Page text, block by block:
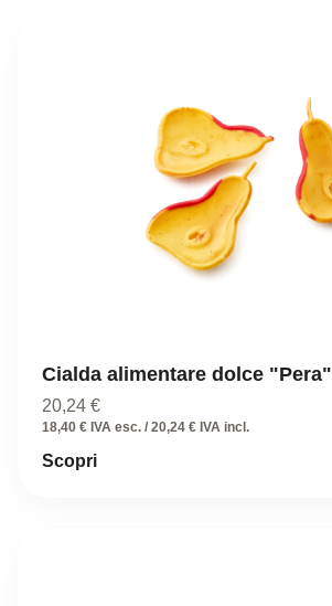
Cialda alimentare dolce "Pera"
20,24 €
18,40 € IVA esc. / 20,24 € IVA incl.
Scopri